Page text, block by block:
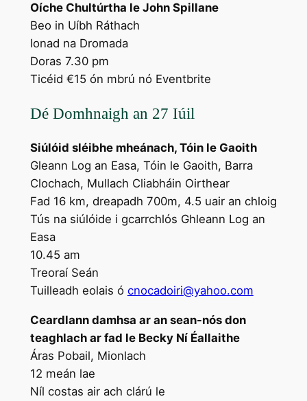
Oíche Chultúrtha le John Spillane
Beo in Uíbh Ráthach
Ionad na Dromada
Doras 7.30 pm
Ticéid €15 ón mbrú nó Eventbrite
Dé Domhnaigh an 27 Iúil
Siúlóid sléibhe mheánach, Tóin le Gaoith
Gleann Log an Easa, Tóin le Gaoith, Barra
Clochach, Mullach Cliabháin Oirthear
Fad 16 km, dreapadh 700m, 4.5 uair an chloig
Tús na siúlóide i gcarrchlós Ghleann Log an
Easa
10.45 am
Treoraí Seán
Tuilleadh eolais ó cnocadoiri@yahoo.com
Ceardlann damhsa ar an sean-nós don
teaghlach ar fad le Becky Ní Éallaithe
Áras Pobail, Mionlach
12 meán lae
Níl costas air ach clárú le